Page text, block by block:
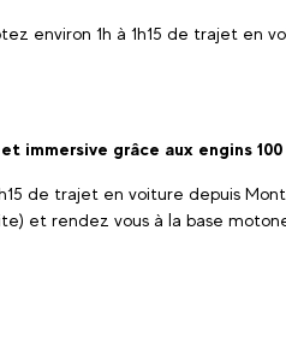
environ 1h à 1h15 de trajet en
immersive grâce aux engins
de trajet en voiture depuis
et rendez vous à la base